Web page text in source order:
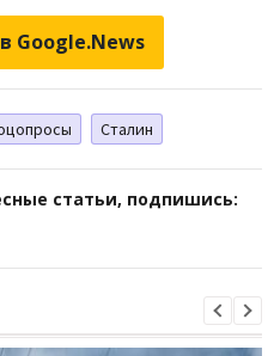
Google.News
Сталин
статьи, подпишись: